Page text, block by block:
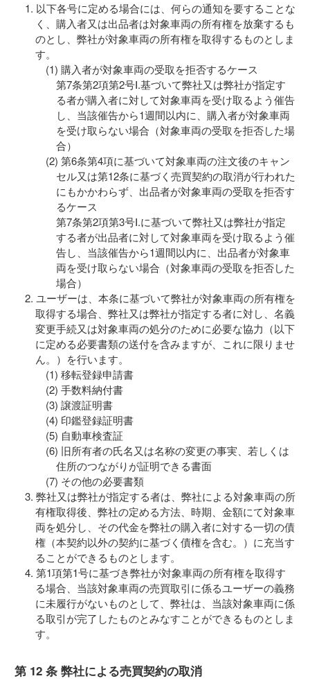
以下各号に定める場合には、何らの通知を要することな
く、購入者又は出品者は対象車両の所有権を放棄するも
のとし、弊社が対象車両の所有権を取得するものとしま
す。
購入者が対象車両の受取を拒否するケース
第7条第2項第2号Ⅰ.基づいて弊社又は弊社が指定す
る者が購入者に対して対象車両を受け取るよう催告
し、当該催告から1週間以内に、購入者が対象車両
を受け取らない場合（対象車両の受取を拒否した場
合）
第6条第4項に基づいて対象車両の注文後のキャン
セル又は第12条に基づく売買契約の取消が行われた
にもかかわらず、出品者が対象車両の受取を拒否す
るケース
第7条第2項第3号Ⅰ.に基づいて弊社又は弊社が指定
する者が出品者に対して対象車両を受け取るよう催
告し、当該催告から1週間以内に、出品者が対象車
両を受け取らない場合（対象車両の受取を拒否した
場合）
ユーザーは、本条に基づいて弊社が対象車両の所有権を
取得する場合、弊社又は弊社が指定する者に対し、名義
変更手続又は対象車両の処分のために必要な協力（以下
に定める必要書類の送付を含みますが、これに限りませ
ん。）を行います。
移転登録申請書
手数料納付書
譲渡証明書
印鑑登録証明書
自動車検査証
旧所有者の氏名又は名称の変更の事実、若しくは
住所のつながりが証明できる書面
その他の必要書類
弊社又は弊社が指定する者は、弊社による対象車両の所
有権取得後、弊社の定める方法、時期、金額にて対象車
両を処分し、その代金を弊社の購入者に対する一切の債
権（本契約以外の契約に基づく債権を含む。）に充当す
ることができるものとします。
第1項第1号に基づき弊社が対象車両の所有権を取得す
る場合、当該対象車両の売買取引に係るユーザーの義務
に未履行がないものとして、弊社は、当該対象車両に係
る取引が完了したものとみなすことができるものとしま
す。
第 12 条 弊社による売買契約の取消